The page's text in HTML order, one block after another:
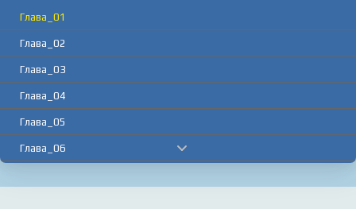
Глава_01
Глава_02
Глава_03
Глава_04
Глава_05
Глава_06